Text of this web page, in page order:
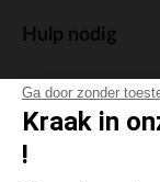
Ga door zonder
Kraak in
!
Hulp nodig